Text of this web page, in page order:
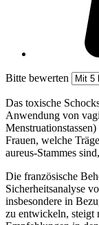
Bitte bewerten
Das toxische
Anwendung von
Frauen, welche
aureus-Stammes
Die französische
Sicherheitsanalyse
insbesondere in
zu entwickeln, steigt